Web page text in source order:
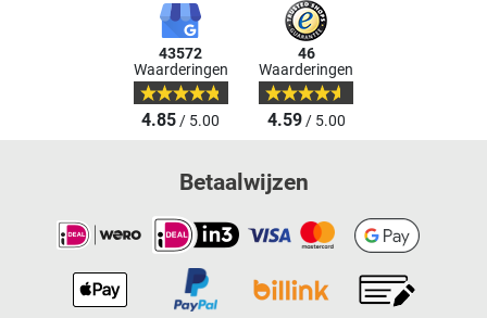
43572
Waarderingen
4.85/ 5.00
46
Waarderingen
4.59/ 5.00
Betaalwijzen